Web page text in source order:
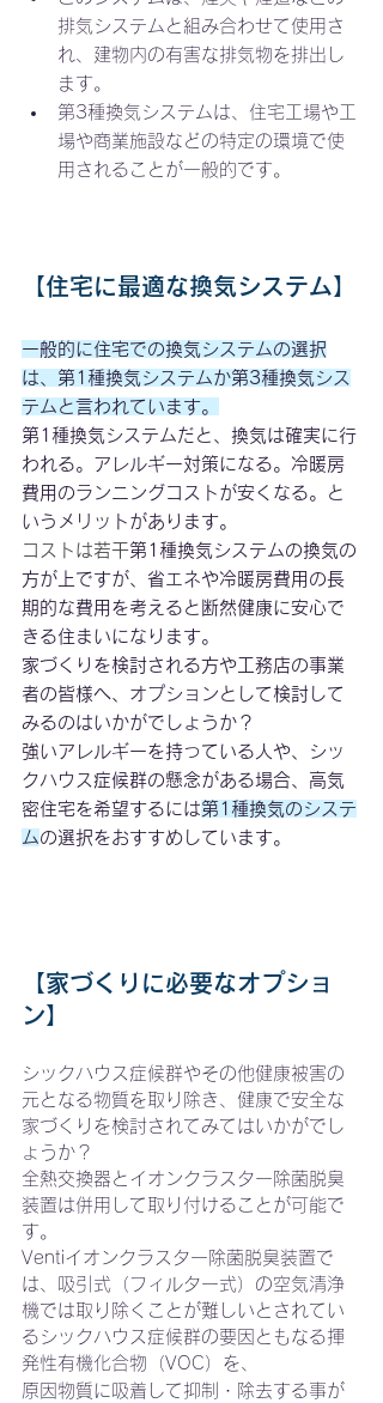
排気システムと組み合わせて使用さ
れ、建物内の有害な排気物を排出し
ます。
第3種換気システムは、住宅工場や工
場や商業施設などの特定の環境で使
用されることが一般的です。
【住宅に最適な換気システム】
一般的に住宅での換気システムの選択
は、第1種換気システムか第3種換気シス
テムと言われています。
第1種換気システムだと、換気は確実に行
われる。アレルギー対策になる。冷暖房
費用のランニングコストが安くなる。と
いうメリットがあります。
コストは若干第1種換気システムの換気の
方が上ですが、省エネや冷暖房費用の長
期的な費用を考えると断然健康に安心で
きる住まいになります。
家づくりを検討される方や工務店の事業
者の皆様へ、オプションとして検討して
みるのはいかがでしょうか？
強いアレルギーを持っている人や、シッ
クハウス症候群の懸念がある場合、高気
密住宅を希望するには第1種換気のシステ
ムの選択をおすすめしています。
【家づくりに必要なオプショ
ン】
シックハウス症候群やその他健康被害の
元となる物質を取り除き、健康で安全な
家づくりを検討されてみてはいかがでし
ょうか？
全熱交換器とイオンクラスター除菌脱臭
装置は併用して取り付けることが可能で
す。
Ventiイオンクラスター除菌脱臭装置で
は、吸引式（フィルター式）の空気清浄
機では取り除くことが難しいとされてい
るシックハウス症候群の要因ともなる揮
発性有機化合物（VOC）を、
原因物質に吸着して抑制・除去する事が